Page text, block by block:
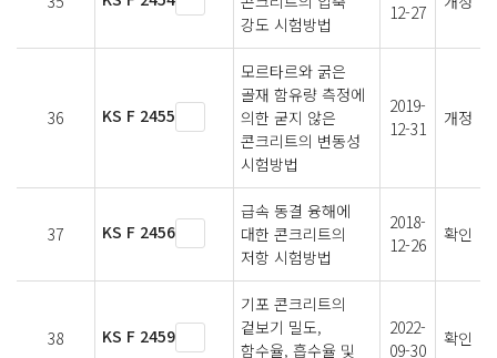
강도 시험방법
12-27
36 KS F 2455
모르타르와 굵은
골재 함유량 측정에
의한 굳지 않은
콘크리트의 변동성
시험방법
2019-
12-31
개정
37 KS F 2456
급속 동결 융해에
대한 콘크리트의
저항 시험방법
2018-
12-26
확인
38 KS F 2459
기포 콘크리트의
겉보기 밀도,
함수율, 흡수율 및
2022-
09-30
확인